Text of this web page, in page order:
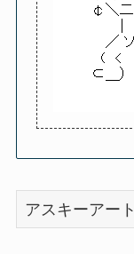
アスキーアー